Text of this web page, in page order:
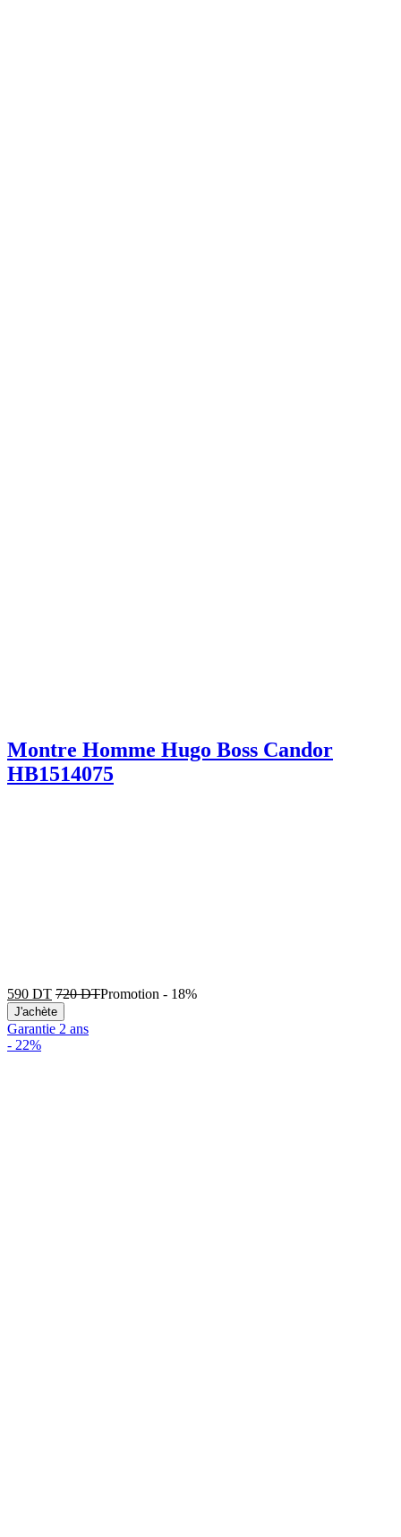
Montre Homme Hugo Boss Candor
HB1514075
590 DT 720DTPromotion - 18%
J'achète
Garantie 2 ans
- 22%